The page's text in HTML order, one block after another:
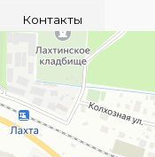
Контакты